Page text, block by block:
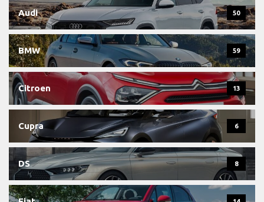
Audi 50
BMW 59
Citroen 13
Cupra 6
DS 8